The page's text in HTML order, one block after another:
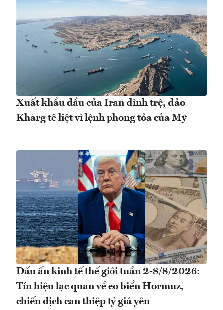
Xuất khẩu dầu của Iran đình trệ, đảo
Kharg tê liệt vì lệnh phong tỏa của Mỹ
Dấu ấn kinh tế thế giới tuần 2-8/8/2026:
Tín hiệu lạc quan về eo biển Hormuz,
chiến dịch can thiệp tỷ giá yên